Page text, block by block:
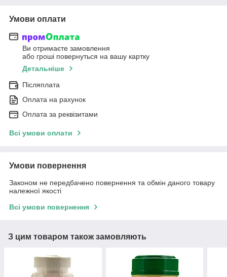
Умови оплати
Ви отримаєте замовлення
або гроші повернуться на вашу картку
Детальніше
Післяплата
Оплата на рахунок
Оплата за реквізитами
Всі умови оплати
Умови повернення
Законом не передбачено повернення та обмін даного товару
належної якості
Всі умови повернення
З цим товаром також замовляють